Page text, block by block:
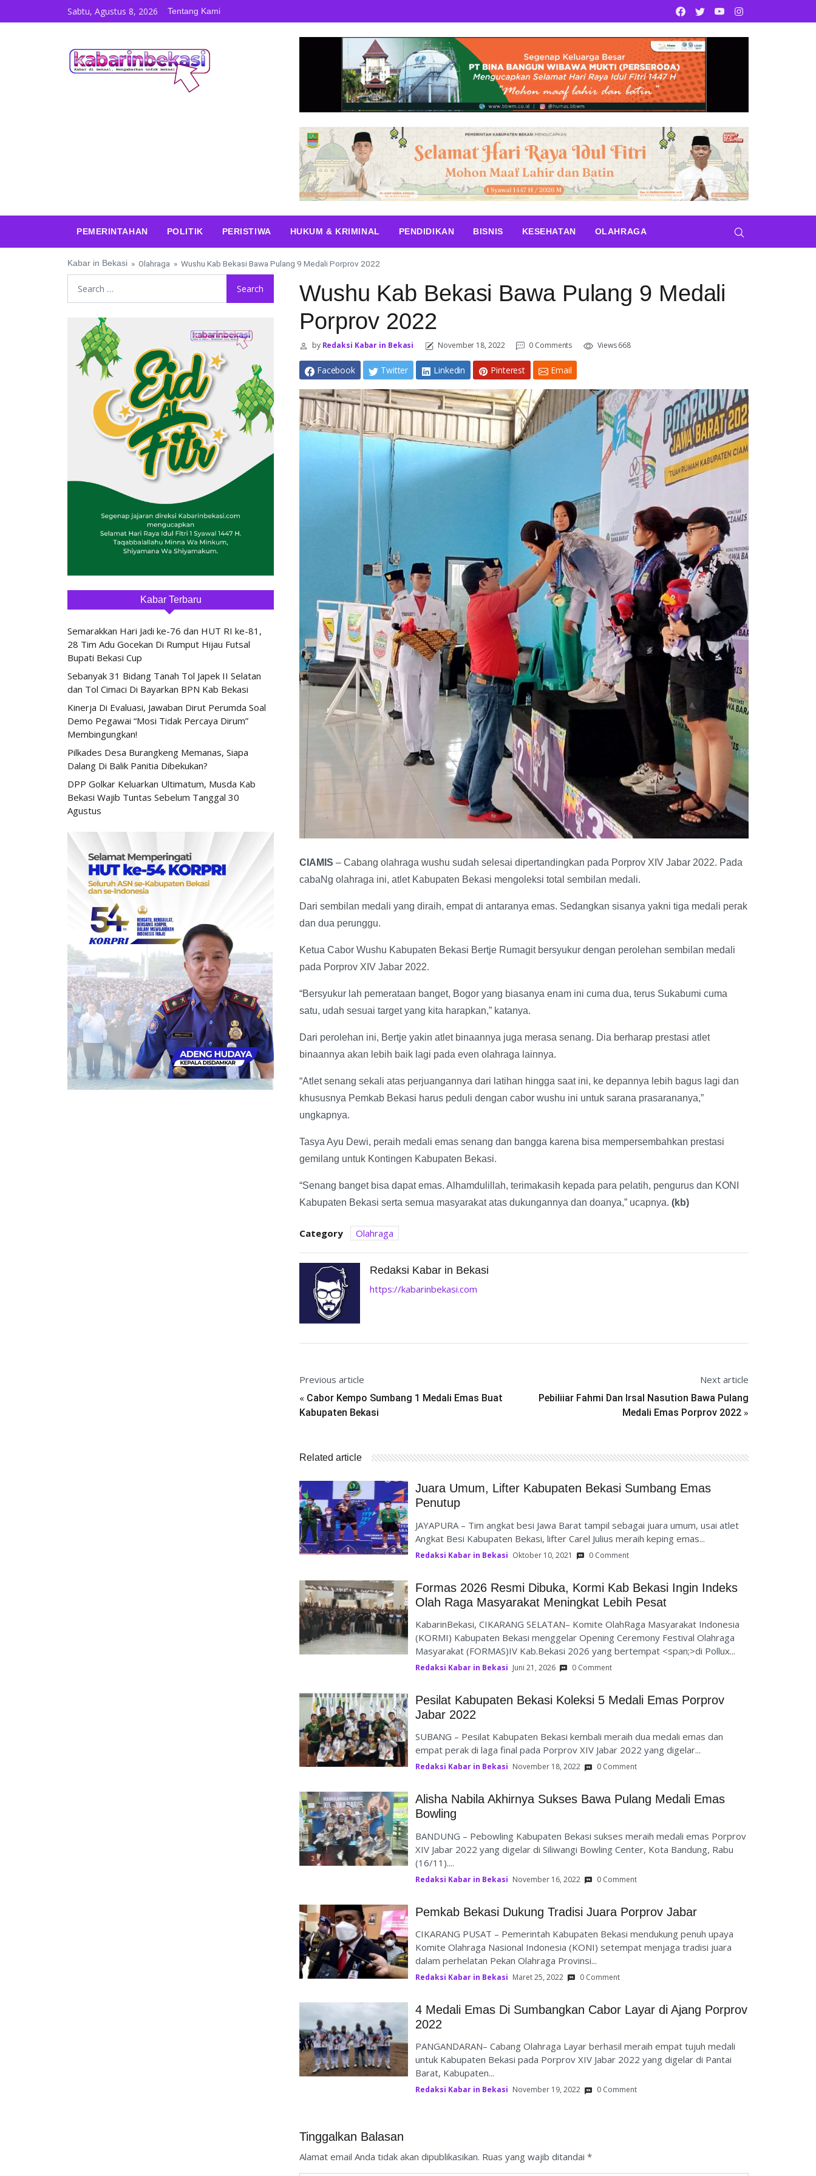
Skip to contentSabtu, Agustus 8, 2026 Tentang Kami Facebook
TwitterYoutube
PEMERINTAHAN POLITIK PERISTIWA HUKUM & KRIMINAL PENDIDIKAN BISNIS KESEHATAN OLAHRAGA
Kabar in Bekasi » Olahraga » Wushu Kab Bekasi Bawa Pulang 9 Medali Porprov 2022
Wushu Kab Bekasi Bawa Pulang 9 Medali
Porprov 2022
byRedaksi Kabar in Bekasi November 18, 2022 0 Comments Views 668
Facebook Twitter Linkedin Pinterest Email
CIAMIS – Cabang olahraga wushu sudah selesai dipertandingkan pada Porprov XIV Jabar 2022. Pada
cabaNg olahraga ini, atlet Kabupaten Bekasi mengoleksi total sembilan medali.
Dari sembilan medali yang diraih, empat di antaranya emas. Sedangkan sisanya yakni tiga medali perak
dan dua perunggu.
Ketua Cabor Wushu Kabupaten Bekasi Bertje Rumagit bersyukur dengan perolehan sembilan medali
pada Porprov XIV Jabar 2022.
“Bersyukur lah pemerataan banget, Bogor yang biasanya enam ini cuma dua, terus Sukabumi cuma
satu, udah sesuai target yang kita harapkan,” katanya.
Dari perolehan ini, Bertje yakin atlet binaannya juga merasa senang. Dia berharap prestasi atlet
binaannya akan lebih baik lagi pada even olahraga lainnya.
“Atlet senang sekali atas perjuangannya dari latihan hingga saat ini, ke depannya lebih bagus lagi dan
khususnya Pemkab Bekasi harus peduli dengan cabor wushu ini untuk sarana prasarananya,”
ungkapnya.
Tasya Ayu Dewi, peraih medali emas senang dan bangga karena bisa mempersembahkan prestasi
gemilang untuk Kontingen Kabupaten Bekasi.
“Senang banget bisa dapat emas. Alhamdulillah, terimakasih kepada para pelatih, pengurus dan KONI
Kabupaten Bekasi serta semua masyarakat atas dukungannya dan doanya,” ucapnya. (kb)
Category Olahraga
Redaksi Kabar in Bekasi
https://kabarinbekasi.com
Previous article
« Cabor Kempo Sumbang 1 Medali Emas Buat
Kabupaten Bekasi
Next article
Pebiliiar Fahmi Dan Irsal Nasution Bawa Pulang
Medali Emas Porprov 2022»
Related article
Juara Umum, Lifter Kabupaten Bekasi Sumbang Emas
Penutup
JAYAPURA – Tim angkat besi Jawa Barat tampil sebagai juara umum, usai atlet
Angkat Besi Kabupaten Bekasi, lifter Carel Julius meraih keping emas...
Redaksi Kabar in Bekasi Oktober 10, 2021 0 Comment
Formas 2026 Resmi Dibuka, Kormi Kab Bekasi Ingin Indeks
Olah Raga Masyarakat Meningkat Lebih Pesat
KabarinBekasi, CIKARANG SELATAN– Komite OlahRaga Masyarakat Indonesia
(KORMI) Kabupaten Bekasi menggelar Opening Ceremony Festival Olahraga
Masyarakat (FORMAS)IV Kab.Bekasi 2026 yang bertempat <span;>di Pollux...
Redaksi Kabar in Bekasi Juni 21, 2026 0 Comment
Pesilat Kabupaten Bekasi Koleksi 5 Medali Emas Porprov
Jabar 2022
SUBANG – Pesilat Kabupaten Bekasi kembali meraih dua medali emas dan
empat perak di laga final pada Porprov XIV Jabar 2022 yang digelar...
Redaksi Kabar in Bekasi November 18, 2022 0 Comment
Alisha Nabila Akhirnya Sukses Bawa Pulang Medali Emas
Bowling
BANDUNG – Pebowling Kabupaten Bekasi sukses meraih medali emas Porprov
XIV Jabar 2022 yang digelar di Siliwangi Bowling Center, Kota Bandung, Rabu
(16/11)....
Redaksi Kabar in Bekasi November 16, 2022 0 Comment
Pemkab Bekasi Dukung Tradisi Juara Porprov Jabar
CIKARANG PUSAT – Pemerintah Kabupaten Bekasi mendukung penuh upaya
Komite Olahraga Nasional Indonesia (KONI) setempat menjaga tradisi juara
dalam perhelatan Pekan Olahraga Provinsi...
Redaksi Kabar in Bekasi Maret 25, 2022 0 Comment
4 Medali Emas Di Sumbangkan Cabor Layar di Ajang Porprov
2022
PANGANDARAN– Cabang Olahraga Layar berhasil meraih empat tujuh medali
untuk Kabupaten Bekasi pada Porprov XIV Jabar 2022 yang digelar di Pantai
Barat, Kabupaten...
Redaksi Kabar in Bekasi November 19, 2022 0 Comment
Tinggalkan Balasan
Alamat email Anda tidak akan dipublikasikan. Ruas yang wajib ditandai *
Kabar Terbaru
Semarakkan Hari Jadi ke-76 dan HUT RI ke-81,
28 Tim Adu Gocekan Di Rumput Hijau Futsal
Bupati Bekasi Cup
Sebanyak 31 Bidang Tanah Tol Japek II Selatan
dan Tol Cimaci Di Bayarkan BPN Kab Bekasi
Kinerja Di Evaluasi, Jawaban Dirut Perumda Soal
Demo Pegawai “Mosi Tidak Percaya Dirum”
Membingungkan!
Pilkades Desa Burangkeng Memanas, Siapa
Dalang Di Balik Panitia Dibekukan?
DPP Golkar Keluarkan Ultimatum, Musda Kab
Bekasi Wajib Tuntas Sebelum Tanggal 30
Agustus